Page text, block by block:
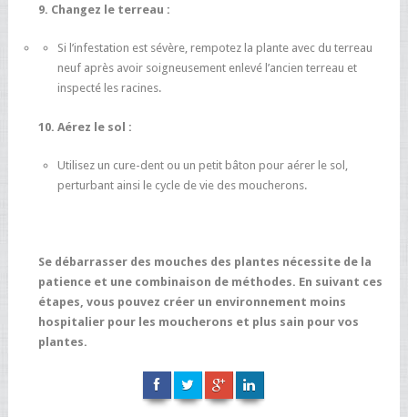
9. Changez le terreau :
Si l’infestation est sévère, rempotez la plante avec du terreau
neuf après avoir soigneusement enlevé l’ancien terreau et
inspecté les racines.
10. Aérez le sol :
Utilisez un cure-dent ou un petit bâton pour aérer le sol,
perturbant ainsi le cycle de vie des moucherons.
Se débarrasser des mouches des plantes nécessite de la
patience et une combinaison de méthodes. En suivant ces
étapes, vous pouvez créer un environnement moins
hospitalier pour les moucherons et plus sain pour vos
plantes.